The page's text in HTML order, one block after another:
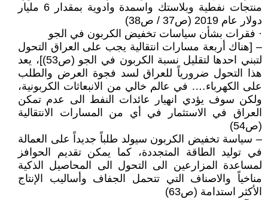
منتجات نفطية وبلاستك واسمدة وادوية بمقدار 6 مليار
دولار عام 2019 (ص37 / ص38)
· فقرات بشأن سياسات تخفيض الكربون في الجو
– [هناك أربعة مسارات انتقالية يجب على العراق التحول
لتبني احدها لتقليل نسبة الكربون في الجو (ص53)]، يعد
هذا التحول ضرورياً للعراق لسد فجوة العرض والطلب
على الكهرباء…. في عالم خالي من الانبعاثات الكربونية،
ولكن سوف يؤدي انهيار عائدات النفط الى عدم تمكن
العراق في الاستثمار في أي من المسارات الانتقالية
(ص54)
– سياسة تخفيض الكربون سيولد طلباً جديداً على العمالة
في توليد الطاقة المتجددة، كما يمكن تقديم الحوافز
لمساعدة المزارعين الى التحول الى المحاصيل الذكية
مناخياً والاصناف التي تتحمل الجفاف وأساليب الإنتاج
الأكثر استدامة (ص63)